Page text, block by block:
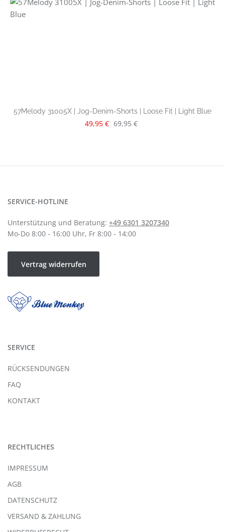
57Melody 31005X | Jog-Denim-Shorts | Loose Fit | Light Blue
Verkaufspreis:
49,95 € Regulärer Preis:
69,95 €
SERVICE-HOTLINE
Unterstützung und Beratung: +49 6301 3207340
Mo-Do 8:00 - 16:00 Uhr, Fr 8:00 - 14:00
Vertrag widerrufen
SERVICE
RÜCKSENDUNGEN
FAQ
KONTAKT
RECHTLICHES
IMPRESSUM
AGB
DATENSCHUTZ
VERSAND & ZAHLUNG